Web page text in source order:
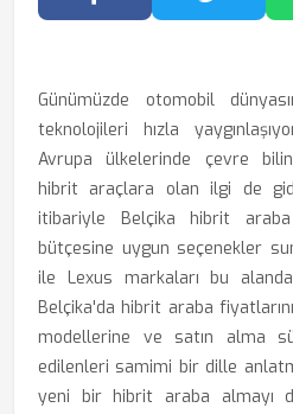
Facebook'ta Paylaş
Günümüzde otomobil
teknolojileri hızla
Avrupa ülkelerinde çevre
hibrit araçlara olan ilgi de
itibariyle Belçika hibrit
bütçesine uygun seçenekler
ile Lexus markaları bu alanda
Belçika'da hibrit araba
modellerine ve satın alma
edilenleri samimi bir dille
yeni bir hibrit araba almayı